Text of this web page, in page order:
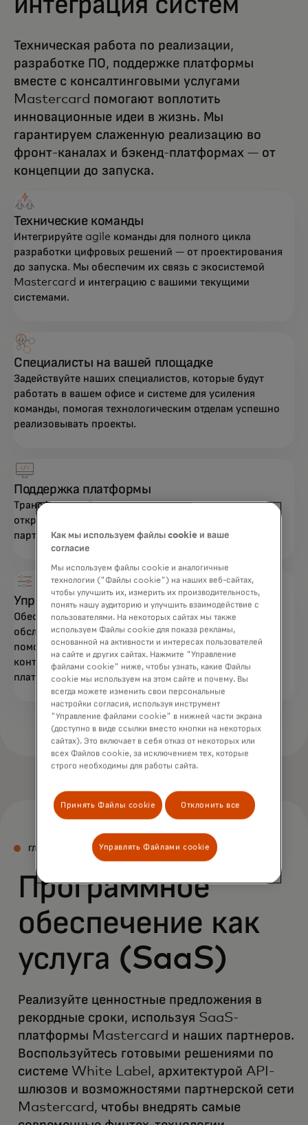
Техническая работа по реализации,
разработке ПО, поддержке платформы
вместе с консалтинговыми услугами
Mastercard помогают воплотить
инновационные идеи в жизнь. Мы
гарантируем слаженную реализацию во
фронт-каналах и бэкенд-платформах — от
концепции до запуска.
Технические команды
Интегрируйте agile команды для полного цикла
разработки цифровых решений — от проектирования
до запуска. Мы обеспечим их связь с экосистемой
Mastercard и интеграцию с вашими текущими
системами.
Специалисты на вашей площадке
Задействуйте наших специалистов, которые будут
работать в вашем офисе и системе для усиления
команды, помогая технологическим отделам успешно
реализовывать проекты.
Поддержка платформы
Трансформируйте технологическую архитектуру и
открывайте новые возможности с помощью
партнерской экосистемы платформы Mastercard.
Управляемые сервисы
Обеспечьте стабильный хостинг, выставление счетов,
обслуживание и поддержку цифровой платформы с
помощью сервиса по развитию успеха клиентов,
контролю за изменениями и поддержанию
платформенных решений.
ГЛАВНОЕ
Программное
обеспечение как
услуга (SaaS)
Реализуйте ценностные предложения в
рекордные сроки, используя SaaS-
платформы Mastercard и наших партнеров.
Воспользуйтесь готовыми решениями по
системе White Label, архитектурой API-
шлюзов и возможностями партнерской сети
Mastercard, чтобы внедрять самые
Как мы используем файлы cookie и ваше
согласие
Мы используем файлы cookie и аналогичные
технологии ("Файлы cookie") на наших веб-сайтах,
чтобы улучшить их, измерить их производительность,
понять нашу аудиторию и улучшить взаимодействие с
пользователями. На некоторых сайтах мы также
используем Файлы cookie для показа рекламы,
основанной на активности и интересах пользователей
на сайте и других сайтах. Нажмите "Управление
файлами cookie" ниже, чтобы узнать, какие Файлы
cookie мы используем на этом сайте и почему. Вы
всегда можете изменить свои персональные
настройки согласия, используя инструмент
"Управление файлами cookie" в нижней части экрана
(доступно в виде ссылки вместо кнопки на некоторых
сайтах). Это включает в себя отказ от некоторых или
всех Файлов cookie, за исключением тех, которые
строго необходимы для работы сайта.
Принять Файлы cookie Отклонить все
Управлять Файлами cookie